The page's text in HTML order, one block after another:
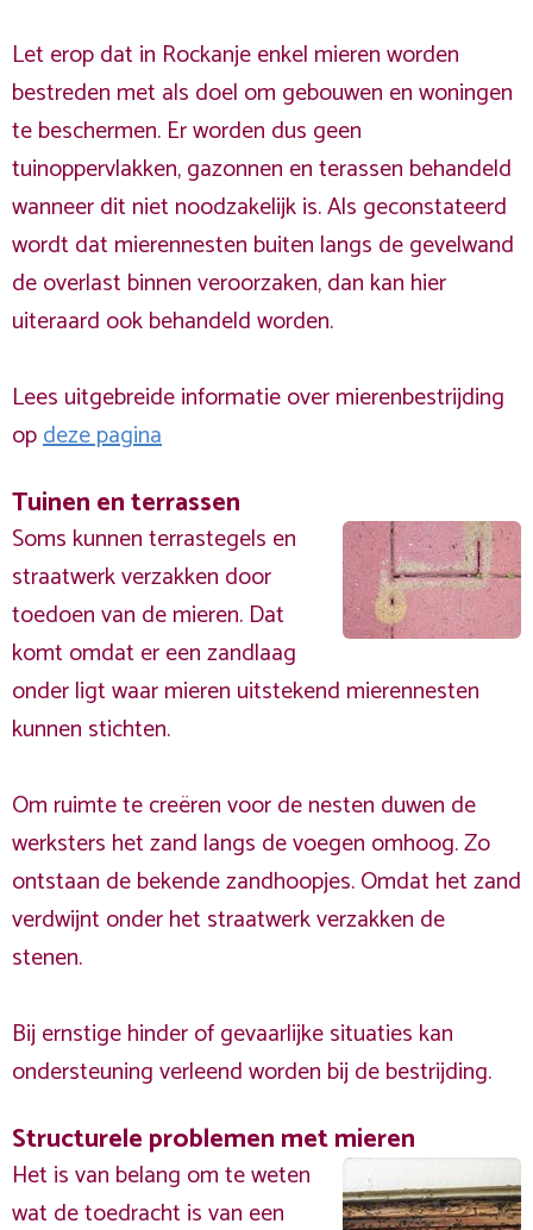
Let erop dat in Rockanje enkel mieren worden
bestreden met als doel om gebouwen en woningen
te beschermen. Er worden dus geen
tuinoppervlakken, gazonnen en terassen behandeld
wanneer dit niet noodzakelijk is. Als geconstateerd
wordt dat mierennesten buiten langs de gevelwand
de overlast binnen veroorzaken, dan kan hier
uiteraard ook behandeld worden.
Lees uitgebreide informatie over mierenbestrijding
opdeze pagina
Tuinen en terrassen
Soms kunnen terrastegels en
straatwerk verzakken door
toedoen van de mieren. Dat
komt omdat er een zandlaag
onder ligt waar mieren uitstekend mierennesten
kunnen stichten.
Om ruimte te creëren voor de nesten duwen de
werksters het zand langs de voegen omhoog. Zo
ontstaan de bekende zandhoopjes. Omdat het zand
verdwijnt onder het straatwerk verzakken de
stenen.
Bij ernstige hinder of gevaarlijke situaties kan
ondersteuning verleend worden bij de bestrijding.
Structurele problemen met mieren
Het is van belang om te weten
wat de toedracht is van een